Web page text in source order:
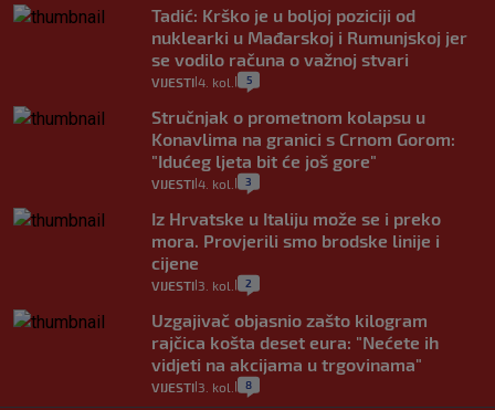
Tadić: Krško je u boljoj poziciji od
nuklearki u Mađarskoj i Rumunjskoj jer
se vodilo računa o važnoj stvari
VIJESTI 4. kol. 5
Stručnjak o prometnom kolapsu u
Konavlima na granici s Crnom Gorom:
"Idućeg ljeta bit će još gore"
VIJESTI 4. kol. 3
Iz Hrvatske u Italiju može se i preko
mora. Provjerili smo brodske linije i
cijene
VIJESTI 3. kol. 2
Uzgajivač objasnio zašto kilogram
rajčica košta deset eura: "Nećete ih
vidjeti na akcijama u trgovinama"
VIJESTI 3. kol. 8